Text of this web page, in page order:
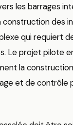
les barrages
construction des
qui requiert
Le projet pilote
la
et de contrôle